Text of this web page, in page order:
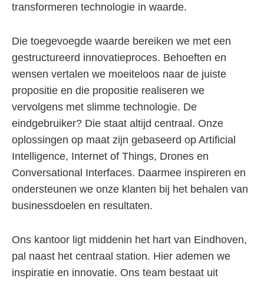
transformeren technologie in waarde.
Die toegevoegde waarde bereiken we met een
gestructureerd innovatieproces. Behoeften en
wensen vertalen we moeiteloos naar de juiste
propositie en die propositie realiseren we
vervolgens met slimme technologie. De
eindgebruiker? Die staat altijd centraal. Onze
oplossingen op maat zijn gebaseerd op Artificial
Intelligence, Internet of Things, Drones en
Conversational Interfaces. Daarmee inspireren en
ondersteunen we onze klanten bij het behalen van
businessdoelen en resultaten.
Ons kantoor ligt middenin het hart van Eindhoven,
pal naast het centraal station. Hier ademen we
inspiratie en innovatie. Ons team bestaat uit